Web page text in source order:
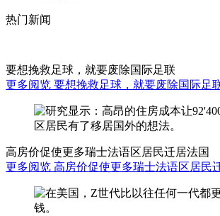
热门新闻
要想挽救足球，就要废除国际足联
更多阅览 要想挽救足球，就要废除国际足
高房价促使更多瑞士法语区居民迁居法国
更多阅览 高房价促使更多瑞士法语区居民